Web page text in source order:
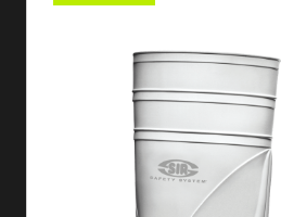
Ajuste del calzado
Antideslizamiento